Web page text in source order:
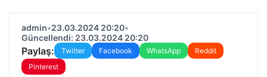
admin•23.03.2024 20:20•
Güncellendi: 23.03.2024 20:20
Paylaş: Twitter Facebook WhatsApp
Reddit
Pinterest